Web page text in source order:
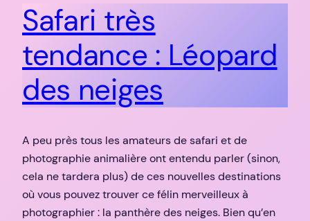
Safari très
tendance : Léopard
des neiges
A peu près tous les amateurs de safari et de
photographie animalière ont entendu parler (sinon,
cela ne tardera plus) de ces nouvelles destinations
où vous pouvez trouver ce félin merveilleux à
photographier : la panthère des neiges. Bien qu’en